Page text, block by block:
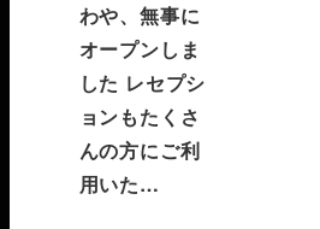
わや、無事に
オープンしま
した レセプシ
ョンもたくさ
んの方にご利
用いた…